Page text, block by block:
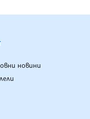
АГЕНЦИЯ
новини